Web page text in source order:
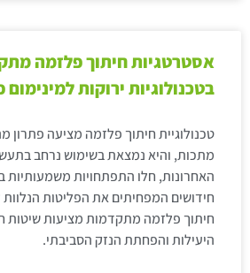
אסטרטגיות חיתוך פלזמה
בטכנולוגיות ירוקות למינימום
טכנולוגיית חיתוך פלזמה מציעה פתרון
מתכות, והיא נמצאת בשימוש נרחב
האחרונות, חלו התפתחויות
חידושים המפחיתים את הפליטות
חיתוך פלזמה מתקדמות מציעות שיטות
היעילות והפחתת הנזק הסביבתי.